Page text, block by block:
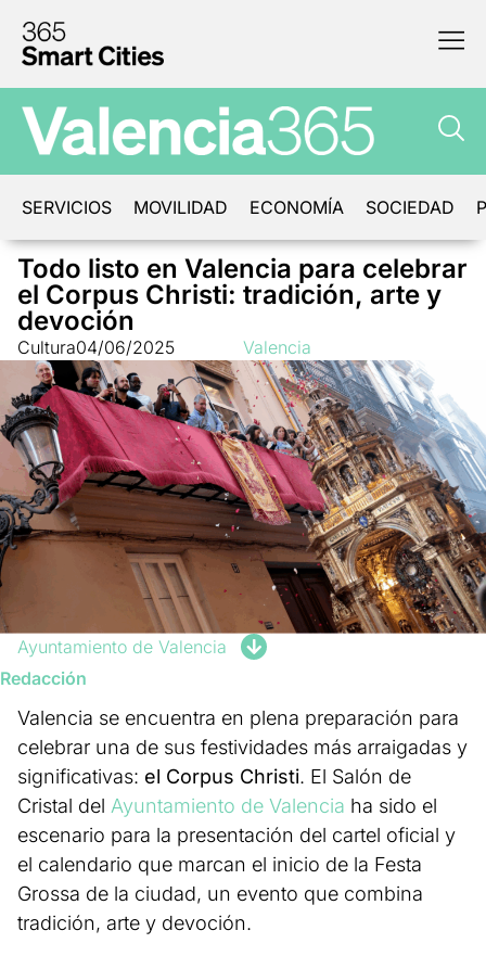
SERVICIOS MOVILIDAD ECONOMÍA SOCIEDAD
Todo listo en Valencia para celebrar
el Corpus Christi: tradición, arte y
devoción
Cultura04/06/2025 Valencia
Ayuntamiento de Valencia
Redacción
Valencia se encuentra en plena preparación para
celebrar una de sus festividades más arraigadas y
significativas: el Corpus Christi. El Salón de
Cristal del Ayuntamiento de Valencia ha sido el
escenario para la presentación del cartel oficial y
el calendario que marcan el inicio de la Festa
Grossa de la ciudad, un evento que combina
tradición, arte y devoción.